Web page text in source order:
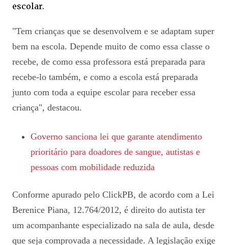
escolar.
"Tem crianças que se desenvolvem e se adaptam super
bem na escola. Depende muito de como essa classe o
recebe, de como essa professora está preparada para
recebe-lo também, e como a escola está preparada
junto com toda a equipe escolar para receber essa
criança", destacou.
Governo sanciona lei que garante atendimento
prioritário para doadores de sangue, autistas e
pessoas com mobilidade reduzida
Conforme apurado pelo ClickPB, de acordo com a Lei
Berenice Piana, 12.764/2012, é direito do autista ter
um acompanhante especializado na sala de aula, desde
que seja comprovada a necessidade. A legislação exige